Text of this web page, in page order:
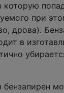
которую
при
дрова).
в